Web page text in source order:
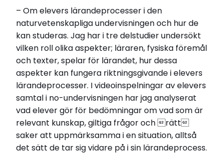
Erfarenhet och sociokulturella resurser: Analyser
av elevers lärande i naturorienterande
undervisning
Relaterade länkar
Läs avhandling
– Om elevers lärandeprocesser i den
naturvetenskapliga undervisningen och hur de
kan studeras. Jag har i tre delstudier undersökt
vilken roll olika aspekter; läraren, fysiska föremål
och texter, spelar för lärandet, hur dessa
aspekter kan fungera riktningsgivande i elevers
lärandeprocesser. I videoinspelningar av elevers
samtal i no-undervisningen har jag analyserat
vad elever gör för bedömningar om vad som är
relevant kunskap, giltiga frågor och rätt
saker att uppmärksamma i en situation, alltså
det sätt de tar sig vidare på i sin lärandeprocess.